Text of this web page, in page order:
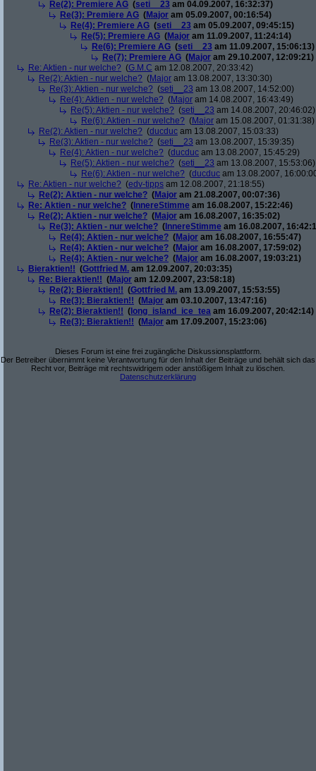
Re(2): Premiere AG (seti__23 am 04.09.2007, 16:32:37)
Re(3): Premiere AG (Major am 05.09.2007, 00:16:54)
Re(4): Premiere AG (seti__23 am 05.09.2007, 09:45:15)
Re(5): Premiere AG (Major am 11.09.2007, 11:24:14)
Re(6): Premiere AG (seti__23 am 11.09.2007, 15:06:13)
Re(7): Premiere AG (Major am 29.10.2007, 12:09:21)
Re: Aktien - nur welche? (G.M.C am 12.08.2007, 20:33:42)
Re(2): Aktien - nur welche? (Major am 13.08.2007, 13:30:30)
Re(3): Aktien - nur welche? (seti__23 am 13.08.2007, 14:52:00)
Re(4): Aktien - nur welche? (Major am 14.08.2007, 16:43:49)
Re(5): Aktien - nur welche? (seti__23 am 14.08.2007, 20:46:02)
Re(6): Aktien - nur welche? (Major am 15.08.2007, 01:31:38)
Re(2): Aktien - nur welche? (ducduc am 13.08.2007, 15:03:33)
Re(3): Aktien - nur welche? (seti__23 am 13.08.2007, 15:39:35)
Re(4): Aktien - nur welche? (ducduc am 13.08.2007, 15:45:29)
Re(5): Aktien - nur welche? (seti__23 am 13.08.2007, 15:53:06)
Re(6): Aktien - nur welche? (ducduc am 13.08.2007,
Re: Aktien - nur welche? (edv-tipps am 12.08.2007, 21:18:55)
Re(2): Aktien - nur welche? (Major am 21.08.2007, 00:07:36)
Re: Aktien - nur welche? ( InnereStimme am 16.08.2007, 15:22:46)
Re(2): Aktien - nur welche? (Major am 16.08.2007, 16:35:02)
Re(3): Aktien - nur welche? ( InnereStimme am 16.08.2007,
Re(4): Aktien - nur welche? (Major am 16.08.2007, 16:55:47)
Re(4): Aktien - nur welche? (Major am 16.08.2007, 17:59:02)
Re(4): Aktien - nur welche? (Major am 16.08.2007, 19:03:21)
Bieraktien!! (Gottfried M. am 12.09.2007, 20:03:35)
Re: Bieraktien!! (Major am 12.09.2007, 23:58:18)
Re(2): Bieraktien!! (Gottfried M. am 13.09.2007, 15:53:55)
Re(3): Bieraktien!! (Major am 03.10.2007, 13:47:16)
Re(2): Bieraktien!! ( long_island_ice_tea am 16.09.2007, 20:42:14)
Re(3): Bieraktien!! (Major am 17.09.2007, 15:23:06)
Dieses Forum ist eine frei zugängliche Diskussionsplattform.
Der Betreiber übernimmt keine Verantwortung für den Inhalt der Beiträge und behält sich das
Recht vor, Beiträge mit rechtswidrigem oder anstößigem Inhalt zu löschen.
Datenschutzerklärung